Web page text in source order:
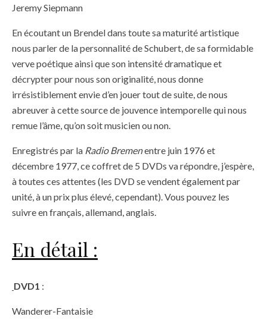
Jeremy Siepmann
En écoutant un Brendel dans toute sa maturité artistique
nous parler de la personnalité de Schubert, de sa formidable
verve poétique ainsi que son intensité dramatique et
décrypter pour nous son originalité, nous donne
irrésistiblement envie d’en jouer tout de suite, de nous
abreuver à cette source de jouvence intemporelle qui nous
remue l’âme, qu’on soit musicien ou non.
Enregistrés par la Radio Bremenentre juin 1976 et
décembre 1977, ce coffret de 5 DVDs va répondre, j’espère,
à toutes ces attentes (les DVD se vendent également par
unité, à un prix plus élevé, cependant). Vous pouvez les
suivre en français, allemand, anglais.
En détail :
DVD1 :
Wanderer-Fantaisie